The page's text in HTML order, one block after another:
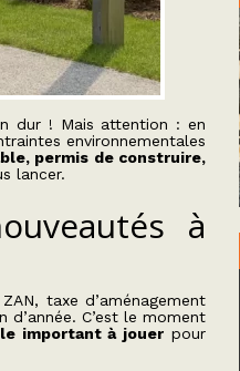
dur ! Mais attention : en
environnementales
permis de construire,
lancer.
à
taxe d’aménagement
C’est le moment
important à jouer pour